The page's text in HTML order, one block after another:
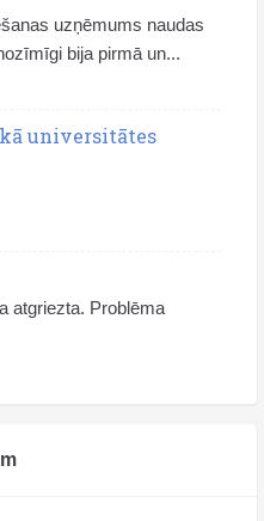
uzņēmums naudas
bija pirmā un...
universitātes
atgriezta. Problēma